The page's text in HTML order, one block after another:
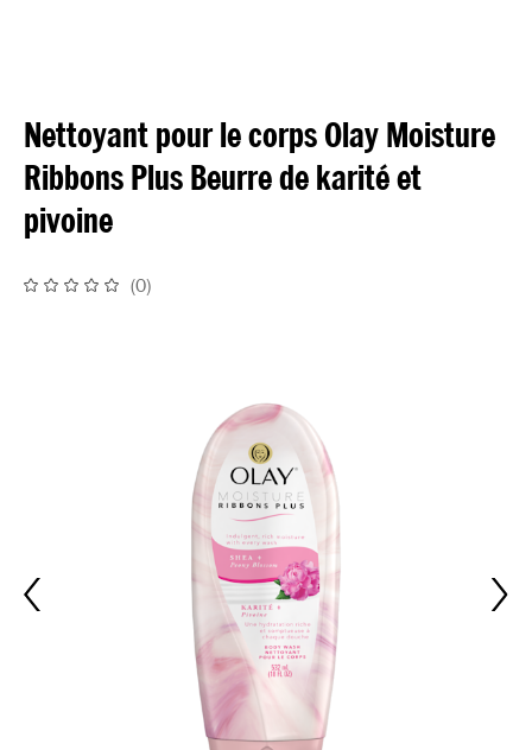
Nettoyant pour le corps Olay Moisture
Ribbons Plus Beurre de karité et
pivoine
(0)